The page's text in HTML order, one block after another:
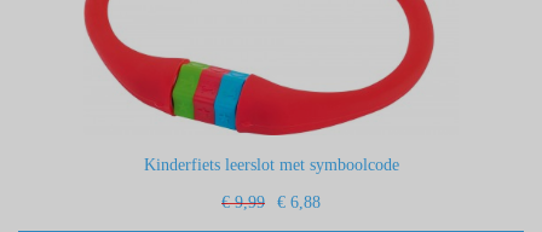
Kinderfiets leerslot met symboolcode
€ 9,99 € 6,88